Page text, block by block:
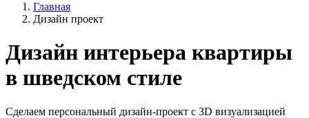
Главная
Дизайн проект
Дизайн интерьера квартиры
в шведском стиле
Сделаем персональный дизайн-проект с 3D визуализацией